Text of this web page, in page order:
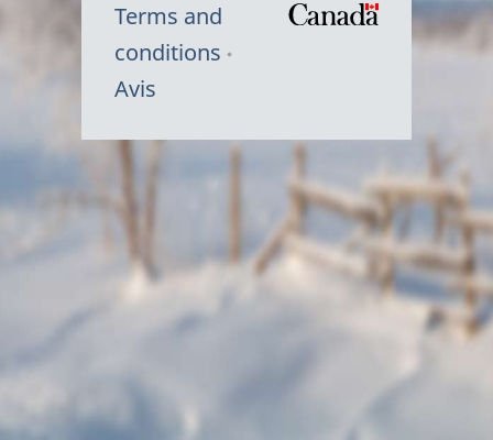
Terms and
conditions
Avis
Symbole
Canada